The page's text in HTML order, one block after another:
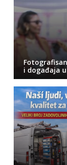
i događaja